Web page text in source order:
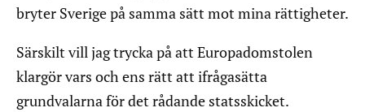
bryter Sverige på samma sätt mot mina rättigheter.
Särskilt vill jag trycka på att Europadomstolen
klargör vars och ens rätt att ifrågasätta
grundvalarna för det rådande statsskicket.